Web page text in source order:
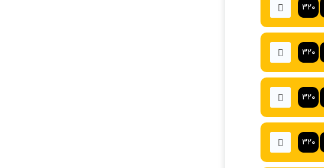
۳۲۰
۳۲۰
۳۲۰
۳۲۰